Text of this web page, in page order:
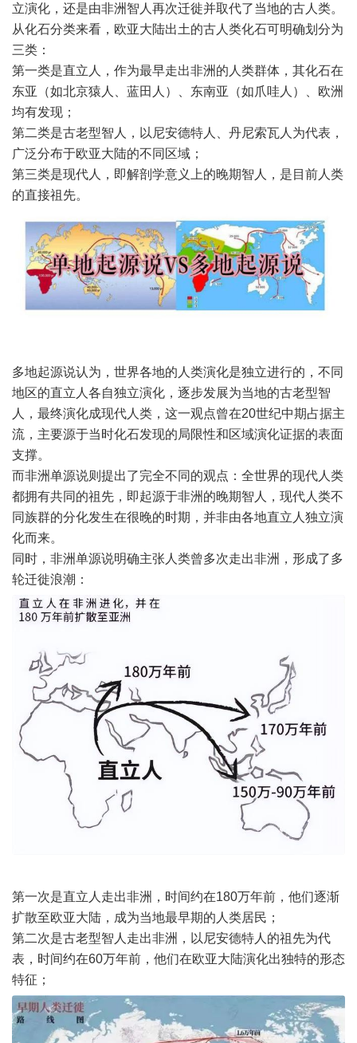
立演化，还是由非洲智人再次迁徙并取代了当地的古人类。
从化石分类来看，欧亚大陆出土的古人类化石可明确划分为
三类：
第一类是直立人，作为最早走出非洲的人类群体，其化石在
东亚（如北京猿人、蓝田人）、东南亚（如爪哇人）、欧洲
均有发现；
第二类是古老型智人，以尼安德特人、丹尼索瓦人为代表，
广泛分布于欧亚大陆的不同区域；
第三类是现代人，即解剖学意义上的晚期智人，是目前人类
的直接祖先。
多地起源说认为，世界各地的人类演化是独立进行的，不同
地区的直立人各自独立演化，逐步发展为当地的古老型智
人，最终演化成现代人类，这一观点曾在20世纪中期占据主
流，主要源于当时化石发现的局限性和区域演化证据的表面
支撑。
而非洲单源说则提出了完全不同的观点：全世界的现代人类
都拥有共同的祖先，即起源于非洲的晚期智人，现代人类不
同族群的分化发生在很晚的时期，并非由各地直立人独立演
化而来。
同时，非洲单源说明确主张人类曾多次走出非洲，形成了多
轮迁徙浪潮：
第一次是直立人走出非洲，时间约在180万年前，他们逐渐
扩散至欧亚大陆，成为当地最早期的人类居民；
第二次是古老型智人走出非洲，以尼安德特人的祖先为代
表，时间约在60万年前，他们在欧亚大陆演化出独特的形态
特征；